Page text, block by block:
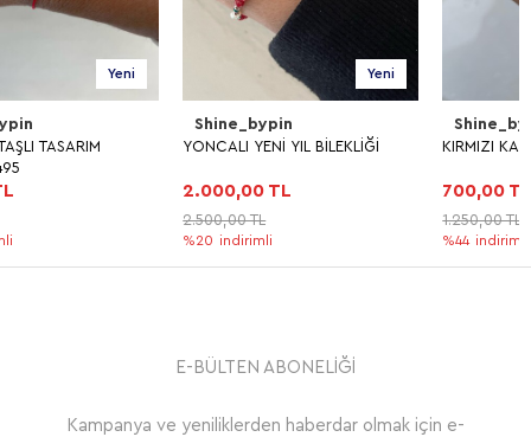
Shine_bypin
YONCALI YENİ YIL BİLEKLİĞİ
Shine_bypin
KIRMIZI KALP BİLEKLİK
700,00 TL
E-BÜLTEN ABONELİĞİ
Kampanya ve yeniliklerden haberdar olmak için e-